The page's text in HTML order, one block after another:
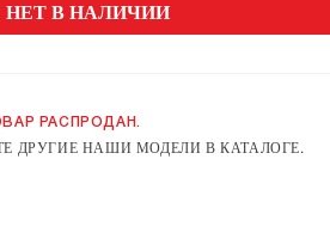
НЕТ В НАЛИЧИИ
РАСПРОДАН.
ДРУГИЕ НАШИ МОДЕЛИ В КАТАЛОГЕ.